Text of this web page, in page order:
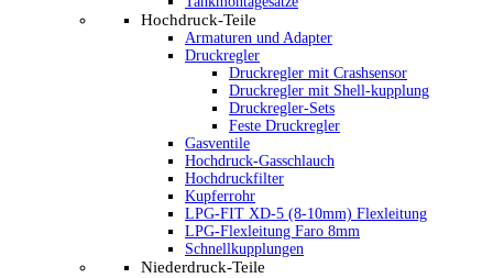
Hochdruck-Teile
Armaturen und Adapter
Druckregler
Druckregler mit Crashsensor
Druckregler mit Shell-kupplung
Druckregler-Sets
Feste Druckregler
Gasventile
Hochdruck-Gasschlauch
Hochdruckfilter
Kupferrohr
LPG-FIT XD-5 (8-10mm) Flexleitung
LPG-Flexleitung Faro 8mm
Schnellkupplungen
Niederdruck-Teile